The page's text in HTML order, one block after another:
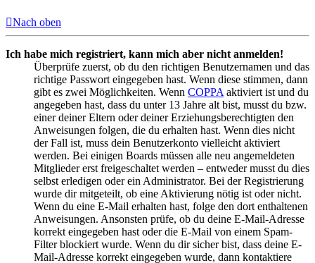
Nach oben
Ich habe mich registriert, kann mich aber nicht anmelden!
Überprüfe zuerst, ob du den richtigen Benutzernamen und das
richtige Passwort eingegeben hast. Wenn diese stimmen, dann
gibt es zwei Möglichkeiten. Wenn COPPA aktiviert ist und du
angegeben hast, dass du unter 13 Jahre alt bist, musst du bzw.
einer deiner Eltern oder deiner Erziehungsberechtigten den
Anweisungen folgen, die du erhalten hast. Wenn dies nicht
der Fall ist, muss dein Benutzerkonto vielleicht aktiviert
werden. Bei einigen Boards müssen alle neu angemeldeten
Mitglieder erst freigeschaltet werden – entweder musst du dies
selbst erledigen oder ein Administrator. Bei der Registrierung
wurde dir mitgeteilt, ob eine Aktivierung nötig ist oder nicht.
Wenn du eine E-Mail erhalten hast, folge den dort enthaltenen
Anweisungen. Ansonsten prüfe, ob du deine E-Mail-Adresse
korrekt eingegeben hast oder die E-Mail von einem Spam-
Filter blockiert wurde. Wenn du dir sicher bist, dass deine E-
Mail-Adresse korrekt eingegeben wurde, dann kontaktiere